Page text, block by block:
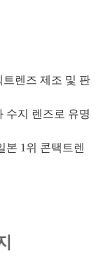
트렌즈 제조 및 판
수지 렌즈로 유명
1위 콘택트렌